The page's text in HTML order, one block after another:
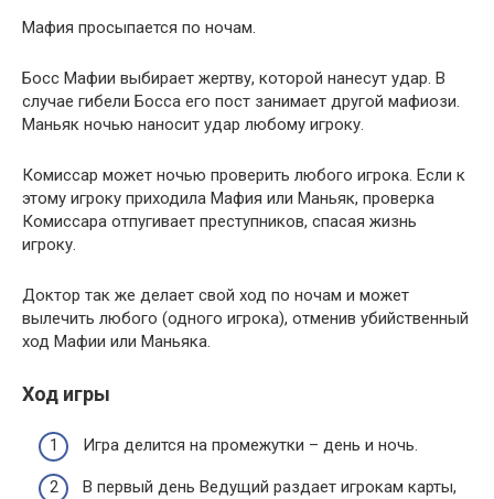
Мафия просыпается по ночам.
Босс Мафии выбирает жертву, которой нанесут удар. В
случае гибели Босса его пост занимает другой мафиози.
Маньяк ночью наносит удар любому игроку.
Комиссар может ночью проверить любого игрока. Если к
этому игроку приходила Мафия или Маньяк, проверка
Комиссара отпугивает преступников, спасая жизнь
игроку.
Доктор так же делает свой ход по ночам и может
вылечить любого (одного игрока), отменив убийственный
ход Мафии или Маньяка.
Ход игры
Игра делится на промежутки – день и ночь.
В первый день Ведущий раздает игрокам карты,